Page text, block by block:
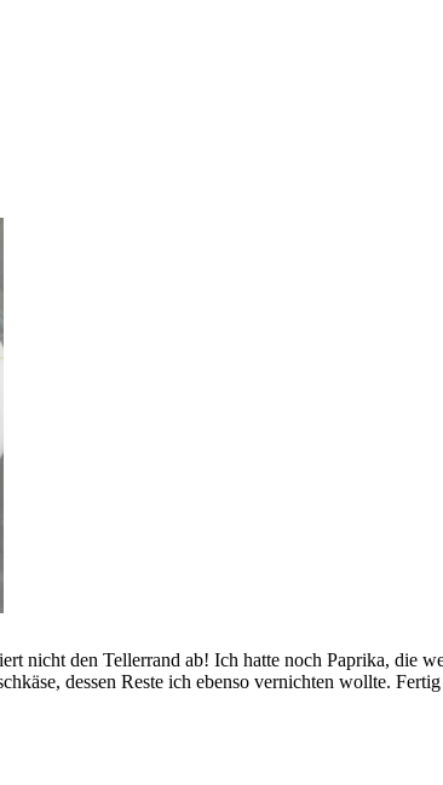
nicht den Tellerrand ab! Ich hatte noch Paprika, die
dessen Reste ich ebenso vernichten wollte.